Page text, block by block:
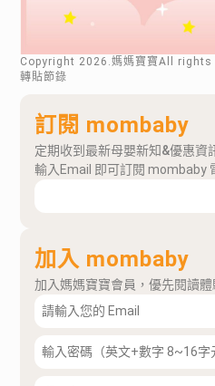
Copyright 2026 .媽媽寶寶All rights
轉貼節錄
訂閱 mombaby
定期收到最新母嬰新知&優惠資
輸入Email 即可訂閱 mombaby
加入 mombaby
加入媽媽寶寶會員，優先閱讀